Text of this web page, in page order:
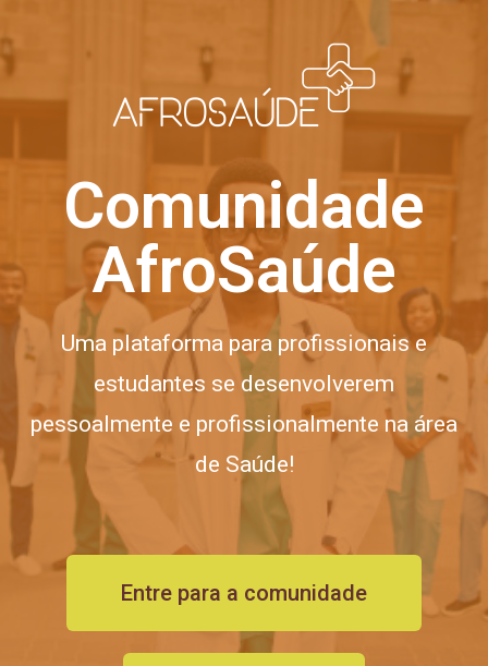
Comunidade AfroSaúde
Comunidade
AfroSaúde
Uma plataforma para profissionais e
estudantes se desenvolverem
pessoalmente e profissionalmente na área
de Saúde!
Entre para a comunidade